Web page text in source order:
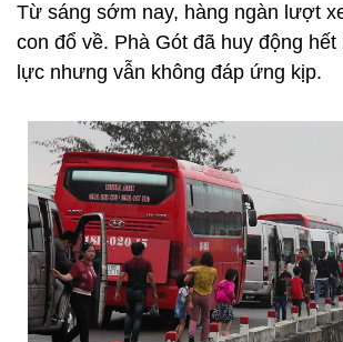
Từ sáng sớm nay, hàng ngàn lượt
con đổ về. Phà Gót đã huy động
lực nhưng vẫn không đáp ứng kịp.